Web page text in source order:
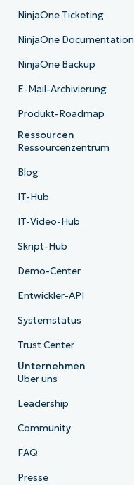
NinjaOne Ticketing
NinjaOne Documentation
NinjaOne Backup
E-Mail-Archivierung
Produkt-Roadmap
Ressourcen
Ressourcenzentrum
Blog
IT-Hub
IT-Video-Hub
Skript-Hub
Demo-Center
Entwickler-API
Systemstatus
Trust Center
Unternehmen
Über uns
Leadership
Community
FAQ
Presse